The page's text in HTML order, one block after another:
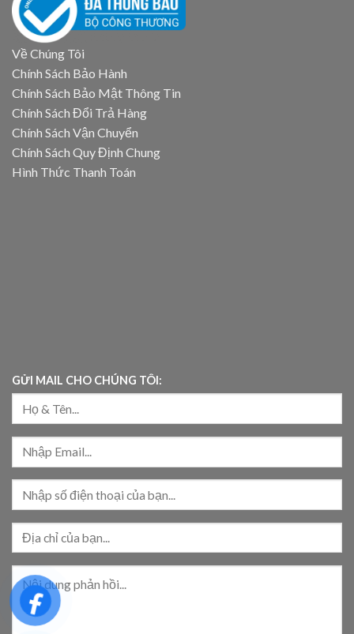
Về Chúng Tôi
Chính Sách Bảo Hành
Chính Sách Bảo Mật Thông Tin
Chính Sách Đổi Trả Hàng
Chính Sách Vận Chuyển
Chính Sách Quy Định Chung
Hình Thức Thanh Toán
GỬI MAIL CHO CHÚNG TÔI: